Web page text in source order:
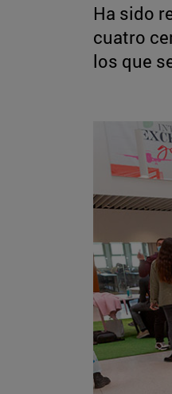
Ha sido
cuatro
los que